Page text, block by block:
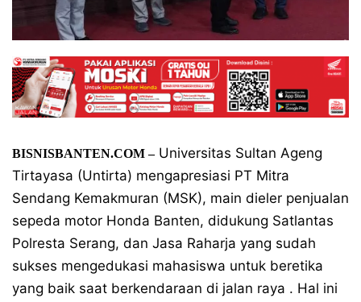
BISNISBANTEN.COM –Universitas Sultan Ageng
Tirtayasa (Untirta) mengapresiasi PT Mitra
Sendang Kemakmuran (MSK), main dieler penjualan
sepeda motor Honda Banten, didukung Satlantas
Polresta Serang, dan Jasa Raharja yang sudah
sukses mengedukasi mahasiswa untuk beretika
yang baik saat berkendaraan di jalan raya . Hal ini